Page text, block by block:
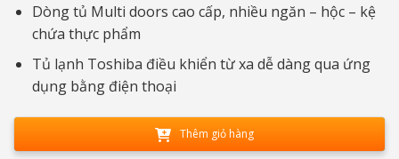
Dòng tủ Multi doors cao cấp, nhiều ngăn – hộc – kệ
chứa thực phẩm
Tủ lạnh Toshiba điều khiển từ xa dễ dàng qua ứng
dụng bằng điện thoại
Thêm giỏ hàng